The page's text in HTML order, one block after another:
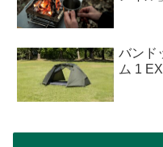
バンド
ム 1 EX